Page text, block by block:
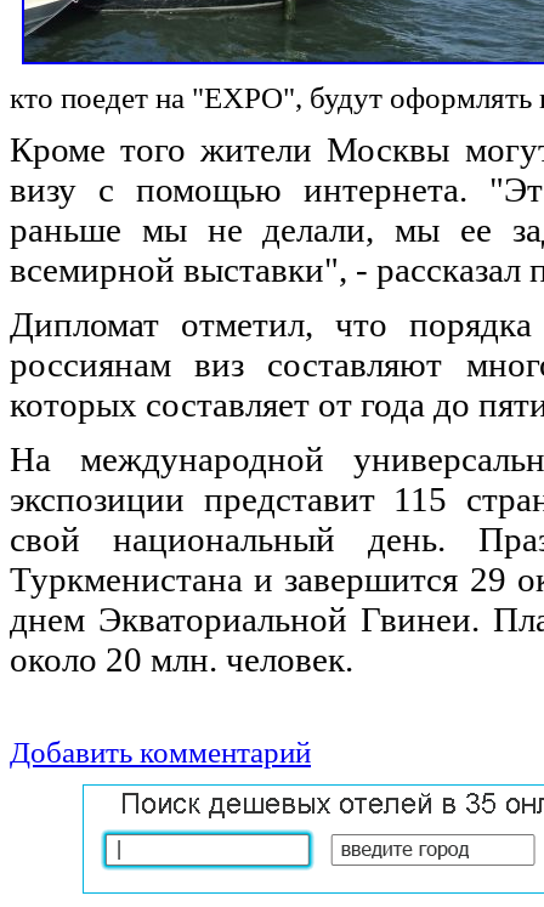
кто поедет на "EXPO", будут
Кроме того жители Москвы
визу с помощью интернета.
раньше мы не делали, мы ее
всемирной выставки", - рассказал
Дипломат отметил, что
россиянам виз составляют
которых составляет от года до
На международной
экспозиции представит 115
свой национальный день.
Туркменистана и завершится 29
днем Экваториальной Гвинеи.
около 20 млн. человек.
Добавить комментарий